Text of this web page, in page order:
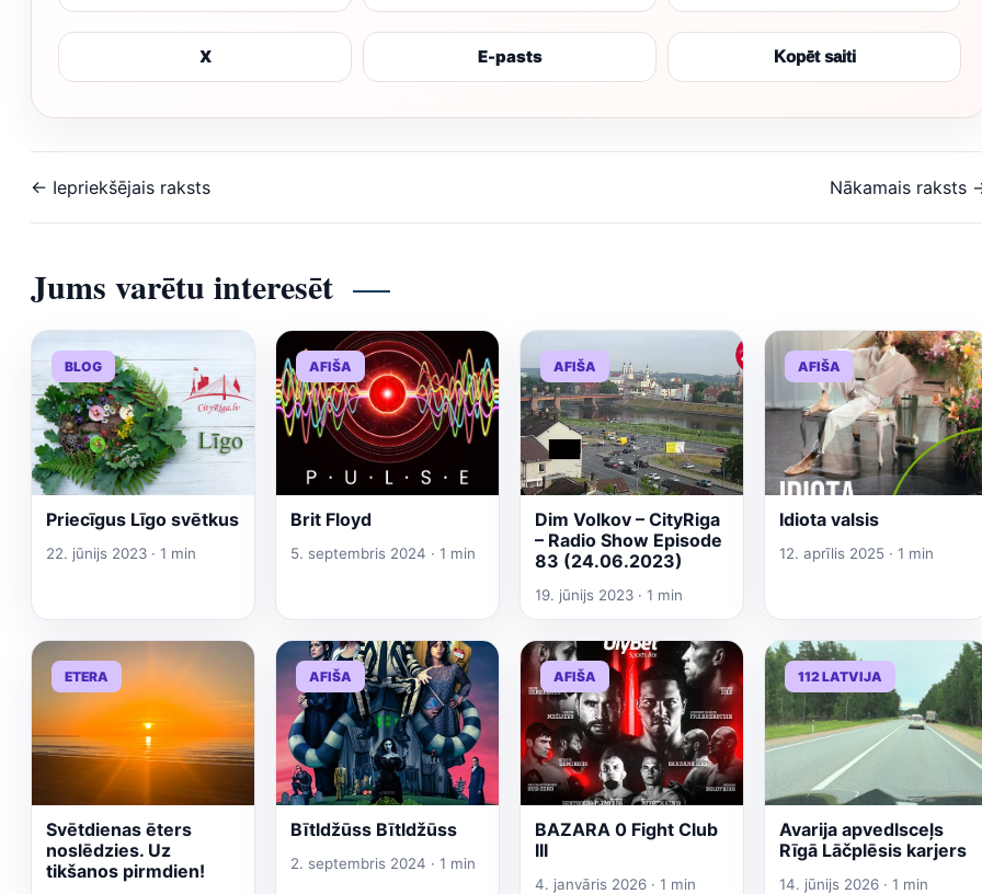
X E-pasts Kopēt saiti
← Iepriekšējais raksts Nākamais raksts
Jums varētu interesēt
BLOG
Priecīgus Līgo svētkus
22. jūnijs 2023 · 1 min
AFIŠA
Brit Floyd
5. septembris 2024 · 1 min
AFIŠA
Dim Volkov – CityRiga
– Radio Show Episode
83 (24.06.2023)
19. jūnijs 2023 · 1 min
AFIŠA
Idiota valsis
12. aprīlis 2025 · 1 min
ETERA
Svētdienas ēters
noslēdzies. Uz
tikšanos pirmdien!
AFIŠA
Bītldžūss Bītldžūss
2. septembris 2024 · 1 min
AFIŠA
BAZARA 0 Fight Club
III
4. janvāris 2026 · 1 min
112 LATVIJA
Avarija apvedlsceļs
Rīgā Lāčplēsis karjers
14. jūnijs 2026 · 1 min